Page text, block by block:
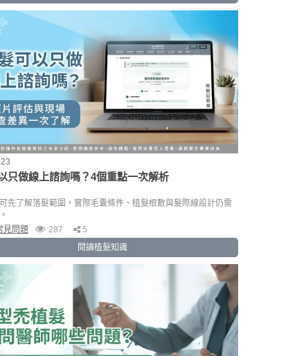
只做線上諮詢嗎？4個重點一次解析
先了解落髮範圍，實際毛囊條件、植髮根數與髮際線設計仍需
見問題
287
5
閱讀植髮知識